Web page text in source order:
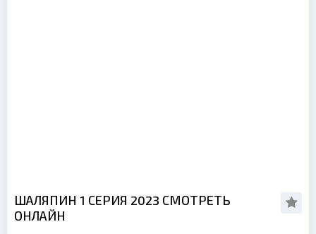
ШАЛЯПИН 1 СЕРИЯ 2023 СМОТРЕТЬ
ОНЛАЙН